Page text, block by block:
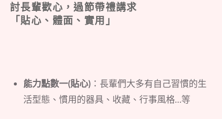
討長輩歡心，過節帶禮講求
「貼心、體面、實用」
能力點數一(貼心) ：長輩們大多有自己習慣的生
活型態、慣用的器具、收藏、行事風格…等